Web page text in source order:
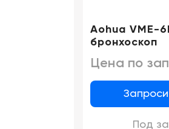
Aohua VME-
бронхоскоп
Цена по
Под